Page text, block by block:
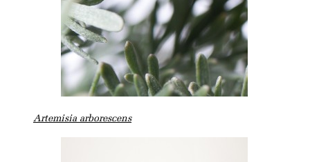
Artemisia arborescens